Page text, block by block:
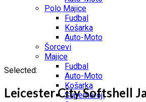
Polo Majice
Fudbal
Košarka
Auto-Moto
Šorcevi
Majice
Fudbal
Auto-Moto
Košarka
Superheroji
Selected:
Leicester City Softshell